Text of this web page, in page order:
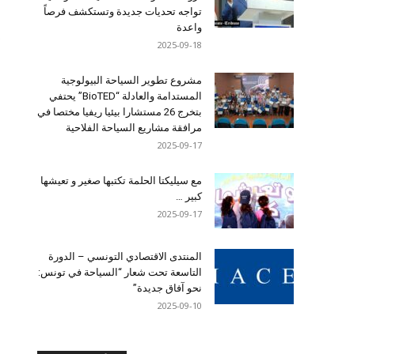
تواجه تحديات جديدة وتستكشف فرصاً
واعدة
2025-09-18
مشروع تطوير السياحة البيولوجية
المستدامة والعادلة “BioTED” يحتفي
بتخرج 26 مستشارا بيئيا ريفيا مختصا في
مرافقة مشاريع السياحة الفلاحية
2025-09-17
مع سيليكتا الحلمة تكتبها صغير و تعيشها
كبير …
2025-09-17
المنتدى الاقتصادي التونسي – الدورة
التاسعة تحت شعار “السياحة في تونس:
نحو آفاق جديدة”
2025-09-10